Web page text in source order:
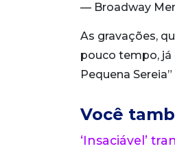
— Broadway
As gravações,
pouco tempo, já
Pequena
Você
‘Insaciável’